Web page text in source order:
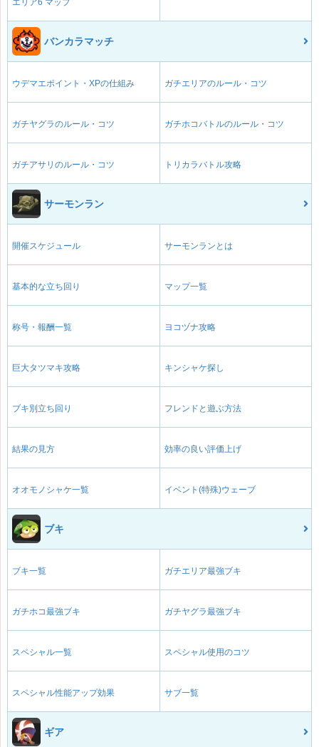
バンカラマッチ
ウデマエポイント・XPの仕組み ガチエリアのルール・コツ
ガチヤグラのルール・コツ ガチホコバトルのルール・コツ
ガチアサリのルール・コツ トリカラバトル攻略
サーモンラン
開催スケジュール サーモンランとは
基本的な立ち回り マップ一覧
称号・報酬一覧 ヨコヅナ攻略
巨大タツマキ攻略 キンシャケ探し
ブキ別立ち回り フレンドと遊ぶ方法
結果の見方 効率の良い評価上げ
オオモノシャケ一覧 イベント(特殊)ウェーブ
ブキ
ブキ一覧 ガチエリア最強ブキ
ガチホコ最強ブキ ガチヤグラ最強ブキ
スペシャル一覧 スペシャル使用のコツ
スペシャル性能アップ効果 サブ一覧
ギア